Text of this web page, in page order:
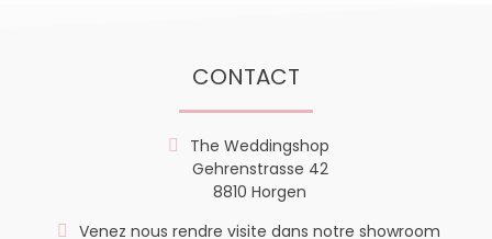
CONTACT
The Weddingshop
Gehrenstrasse 42
8810 Horgen
Venez nous rendre visite dans notre showroom